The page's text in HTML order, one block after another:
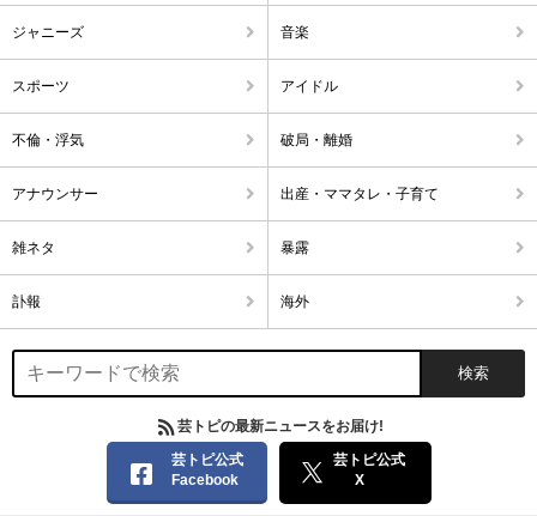
ジャニーズ 音楽
スポーツ アイドル
不倫・浮気 破局・離婚
アナウンサー 出産・ママタレ・子育て
雑ネタ 暴露
訃報 海外
芸トピの最新ニュースをお届け!
芸トピ公式
Facebook
芸トピ公式
X